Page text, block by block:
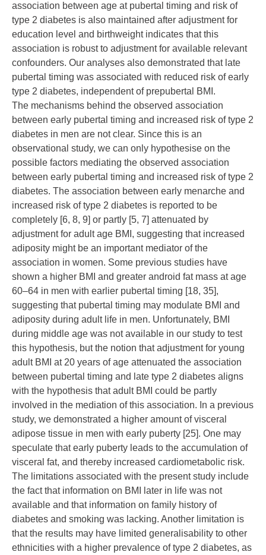
association between age at pubertal timing and risk of
type 2 diabetes is also maintained after adjustment for
education level and birthweight indicates that this
association is robust to adjustment for available relevant
confounders. Our analyses also demonstrated that late
pubertal timing was associated with reduced risk of early
type 2 diabetes, independent of prepubertal BMI.
The mechanisms behind the observed association
between early pubertal timing and increased risk of type 2
diabetes in men are not clear. Since this is an
observational study, we can only hypothesise on the
possible factors mediating the observed association
between early pubertal timing and increased risk of type 2
diabetes. The association between early menarche and
increased risk of type 2 diabetes is reported to be
completely [6, 8, 9] or partly [5, 7] attenuated by
adjustment for adult age BMI, suggesting that increased
adiposity might be an important mediator of the
association in women. Some previous studies have
shown a higher BMI and greater android fat mass at age
60–64 in men with earlier pubertal timing [18, 35],
suggesting that pubertal timing may modulate BMI and
adiposity during adult life in men. Unfortunately, BMI
during middle age was not available in our study to test
this hypothesis, but the notion that adjustment for young
adult BMI at 20 years of age attenuated the association
between pubertal timing and late type 2 diabetes aligns
with the hypothesis that adult BMI could be partly
involved in the mediation of this association. In a previous
study, we demonstrated a higher amount of visceral
adipose tissue in men with early puberty [25]. One may
speculate that early puberty leads to the accumulation of
visceral fat, and thereby increased cardiometabolic risk.
The limitations associated with the present study include
the fact that information on BMI later in life was not
available and that information on family history of
diabetes and smoking was lacking. Another limitation is
that the results may have limited generalisability to other
ethnicities with a higher prevalence of type 2 diabetes, as